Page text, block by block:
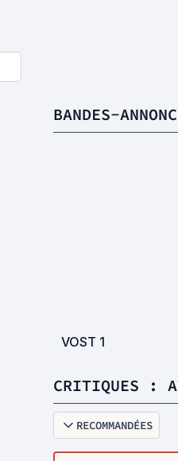
BANDES-
VOST 1
CRITIQUES :
RECOMMANDÉES